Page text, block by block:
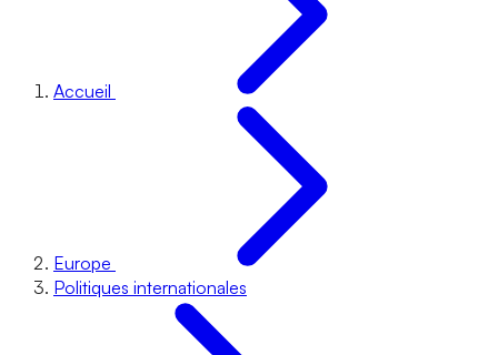
Accueil
Europe
Politiques internationales